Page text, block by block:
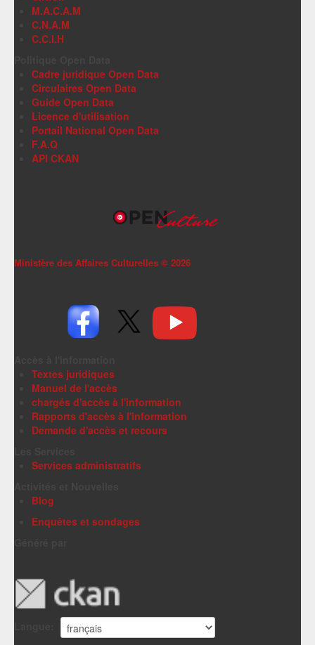
M.A.C.A.M
C.N.A.M
C.C.I.H
Cadre juridique Open Data
Circulaires Open Data
Guide Open Data
Licence d'utilisation
Portail National Open Data
F.A.Q
API CKAN
Ministère des Affaires Culturelles © 2026
Textes juridiques
Manuel de l'accès
chargés d'accès à l'information
Rapports d'accès à l'information
Demande d'accès et recours
Services administratifs
Blog
Enquêtes et sondages